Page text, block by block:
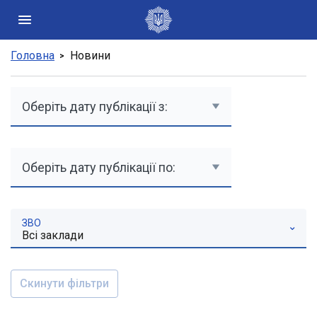
Головна Новини
ЗВО
Всі заклади
Скинути фільтри
Державні сайти України
Кабінет Міністрів України
Конституційний суд України
Центральні та місцеві органи виконавчої влади